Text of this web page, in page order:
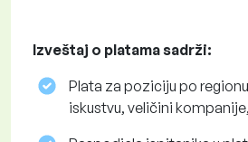
Izveštaj o platama sadrži:
Plata za poziciju po
iskustvu, veličini